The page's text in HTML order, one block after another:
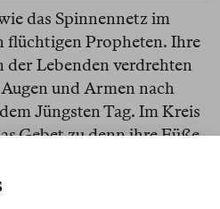
das Spinnennetz im
flüchtigen Propheten. Ihre
Lebenden verdrehten
und Armen nach
Jüngsten Tag. Im Kreis
Gebet zu denn ihre Füße
lange verbrannt zu